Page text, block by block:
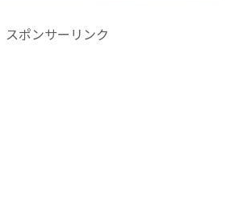
スポンサーリンク